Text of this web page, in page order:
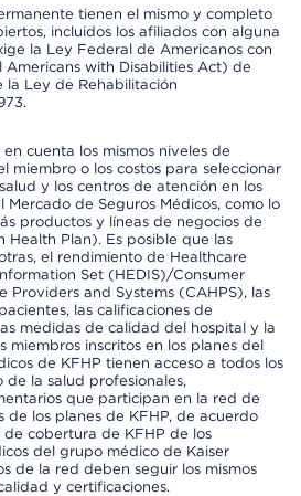
tienen el mismo y completo
incluidos los afiliados con alguna
la Ley Federal de Americanos con
with Disabilities Act) de
la Ley de Rehabilitación
cuenta los mismos niveles de
miembro o los costos para seleccionar
y los centros de atención en los
Mercado de Seguros Médicos, como lo
productos y líneas de negocios de
Health Plan). Es posible que las
el rendimiento de Healthcare
Set (HEDIS)/Consumer
Providers and Systems (CAHPS), las
las calificaciones de
medidas de calidad del hospital y la
miembros inscritos en los planes del
de KFHP tienen acceso a todos los
la salud profesionales,
que participan en la red de
los planes de KFHP, de acuerdo
cobertura de KFHP de los
del grupo médico de Kaiser
de la red deben seguir los mismos
y certificaciones.